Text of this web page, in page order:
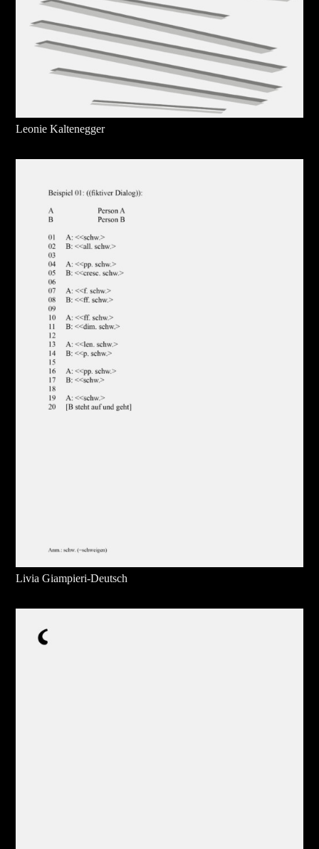
Leonie Kaltenegger
Livia Giampieri-Deutsch